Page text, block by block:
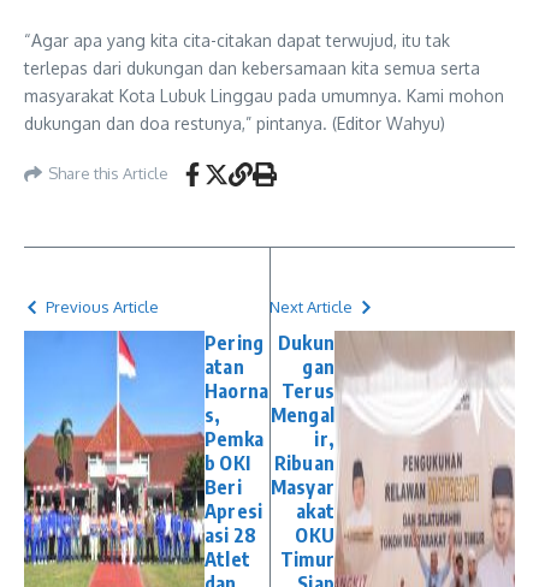
“Agar apa yang kita cita-citakan dapat terwujud, itu tak
terlepas dari dukungan dan kebersamaan kita semua serta
masyarakat Kota Lubuk Linggau pada umumnya. Kami mohon
dukungan dan doa restunya,” pintanya. (Editor Wahyu)
Share this Article
Previous Article
Pering
atan
Haorna
s,
Pemka
b OKI
Beri
Apresi
asi 28
Atlet
Next Article
Dukun
gan
Terus
Mengal
ir,
Ribuan
Masyar
akat
OKU
Timur